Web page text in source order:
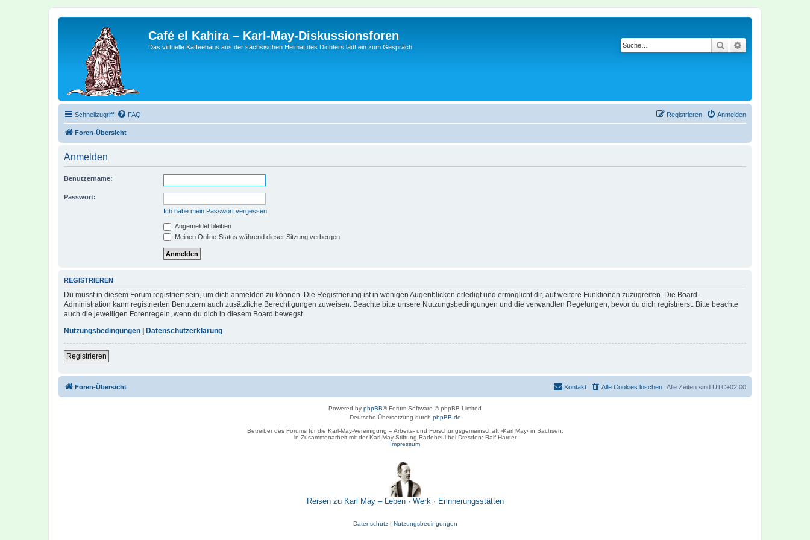
Café el Kahira – Karl-May-Diskussionsforen
Das virtuelle Kaffeehaus aus der sächsischen Heimat des Dichters lädt ein zum Gespräch Suche
Schnellzugriff FAQ Anmelden
Registrieren
Foren-Übersicht
Anmelden
Benutzername:
Passwort:
Ich habe mein Passwort vergessen
Angemeldet bleiben
Meinen Online-Status während dieser Sitzung verbergen
REGISTRIEREN
Du musst in diesem Forum registriert sein, um dich anmelden zu können. Die Registrierung ist in wenigen Augenblicken erledigt und ermöglicht dir, auf weitere Funktionen zuzugreifen. Die Board-
Administration kann registrierten Benutzern auch zusätzliche Berechtigungen zuweisen. Beachte bitte unsere Nutzungsbedingungen und die verwandten Regelungen, bevor du dich registrierst. Bitte beachte
auch die jeweiligen Forenregeln, wenn du dich in diesem Board bewegst.
Nutzungsbedingungen | Datenschutzerklärung
Registrieren
Foren-Übersicht Alle Zeiten sind UTC+02:00
Alle Cookies löschen
Kontakt
Powered by phpBB® Forum Software © phpBB Limited
Deutsche Übersetzung durch phpBB.de
Betreiber des Forums für die Karl-May-Vereinigung – Arbeits- und Forschungsgemeinschaft ›Karl May‹ in Sachsen,
in Zusammenarbeit mit der Karl-May-Stiftung Radebeul bei Dresden: Ralf Harder
Impressum
Reisen zu Karl May – Leben · Werk · Erinnerungsstätten
Datenschutz| Nutzungsbedingungen